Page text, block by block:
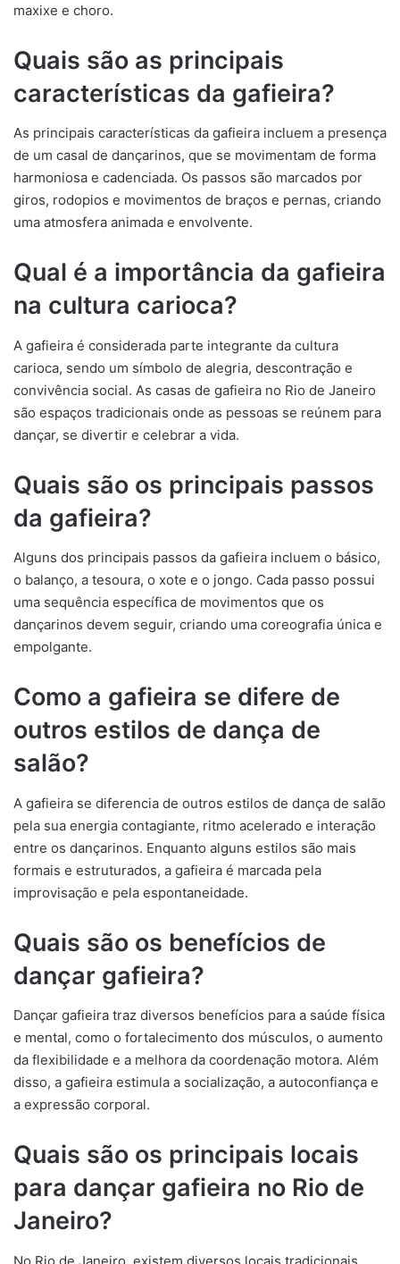
maxixe e choro.
Quais são as principais
características da gafieira?
As principais características da gafieira incluem a presença
de um casal de dançarinos, que se movimentam de forma
harmoniosa e cadenciada. Os passos são marcados por
giros, rodopios e movimentos de braços e pernas, criando
uma atmosfera animada e envolvente.
Qual é a importância da gafieira
na cultura carioca?
A gafieira é considerada parte integrante da cultura
carioca, sendo um símbolo de alegria, descontração e
convivência social. As casas de gafieira no Rio de Janeiro
são espaços tradicionais onde as pessoas se reúnem para
dançar, se divertir e celebrar a vida.
Quais são os principais passos
da gafieira?
Alguns dos principais passos da gafieira incluem o básico,
o balanço, a tesoura, o xote e o jongo. Cada passo possui
uma sequência específica de movimentos que os
dançarinos devem seguir, criando uma coreografia única e
empolgante.
Como a gafieira se difere de
outros estilos de dança de
salão?
A gafieira se diferencia de outros estilos de dança de salão
pela sua energia contagiante, ritmo acelerado e interação
entre os dançarinos. Enquanto alguns estilos são mais
formais e estruturados, a gafieira é marcada pela
improvisação e pela espontaneidade.
Quais são os benefícios de
dançar gafieira?
Dançar gafieira traz diversos benefícios para a saúde física
e mental, como o fortalecimento dos músculos, o aumento
da flexibilidade e a melhora da coordenação motora. Além
disso, a gafieira estimula a socialização, a autoconfiança e
a expressão corporal.
Quais são os principais locais
para dançar gafieira no Rio de
Janeiro?
No Rio de Janeiro, existem diversos locais tradicionais